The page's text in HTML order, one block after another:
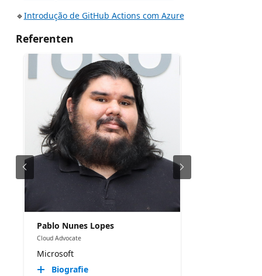
🔹Introdução de GitHub Actions com Azure
Referenten
Pablo Nunes Lopes
Cloud Advocate
Microsoft
Biografie